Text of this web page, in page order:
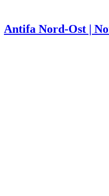
Antifa Nord-Ost |